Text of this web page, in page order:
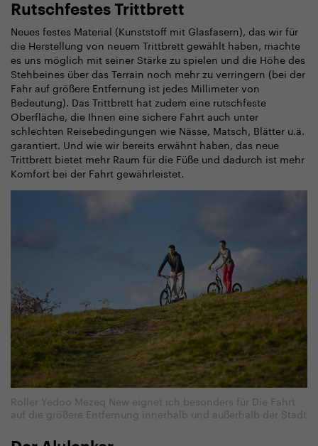
Rutschfestes Trittbrett
Neues festes Material (Kunststoff mit Glasfasern), das wir für
die Herstellung von neuem Trittbrett gewählt haben, machte
es uns möglich mit seiner Stärke zu spielen und die Höhe des
Stehbeines über das Terrain noch mehr zu verringern (bei der
Fahr auf größere Entfernung ist jedes Millimeter von
Bedeutung). Das Trittbrett hat zudem eine rutschfeste
Oberfläche, die Ihnen eine sichere Fahrt auch unter
schlechten Reisebedingungen wie Nässe, Matsch, Blätter u.ä.
garantiert. Und wie wir bereits erwähnt haben, das neue
Trittbrett bietet mehr Raum für die Füße und dadurch ist mehr
Komfort bei der Fahrt gewährleistet.
Roller Yedoo Mezeq New eignet ich besonders für Die Fahrt
auf die größere Entfernung innerhalb und außerhalb der Stadt